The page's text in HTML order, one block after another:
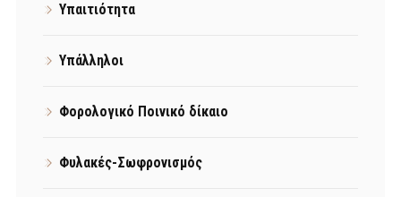
Υπαιτιότητα
Υπάλληλοι
Φορολογικό Ποινικό δίκαιο
Φυλακές-Σωφρονισμός